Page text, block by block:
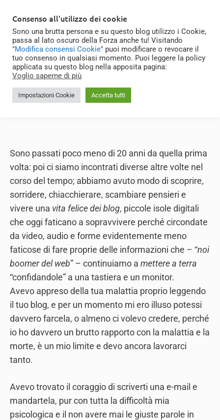
content
A Luca
Gioxx| 11/03/2026|
Sono passati poco meno di 20 anni da quella prima
volta: poi ci siamo incontrati diverse altre volte nel
corso del tempo; abbiamo avuto modo di scoprire,
sorridere, chiacchierare, scambiare pensieri e
vivere una vita felice dei blog, piccole isole digitali
che oggi faticano a sopravvivere perché circondate
da video, audio e forme evidentemente meno
faticose di fare proprie delle informazioni che – “noi
boomer del web” – continuiamo a mettere a terra
“confidandole” a una tastiera e un monitor.
Avevo appreso della tua malattia proprio leggendo
il tuo blog, e per un momento mi ero illuso potessi
davvero farcela, o almeno ci volevo credere, perché
io ho davvero un brutto rapporto con la malattia e la
morte, è un mio limite e devo ancora lavorarci
tanto.
Avevo trovato il coraggio di scriverti una e-mail e
mandartela, pur con tutta la difficoltà mia
psicologica e il non avere mai le giuste parole in
Consenso all'utilizzo dei cookie
Sono una brutta persona e su questo blog utilizzo i Cookie,
passa al lato oscuro della Forza anche tu! Visitando
"Modifica consensi Cookie" puoi modificare o revocare il
tuo consenso in qualsiasi momento. Puoi leggere la policy
applicata su questo blog nella apposita pagina:
Voglio saperne di più
Impostazioni Cookie Accetta tutti